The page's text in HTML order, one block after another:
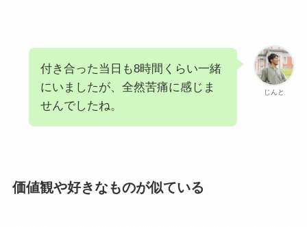
じんと
付き合った当日も8時間くらい一緒
にいましたが、全然苦痛に感じま
せんでしたね。
価値観や好きなものが似ている